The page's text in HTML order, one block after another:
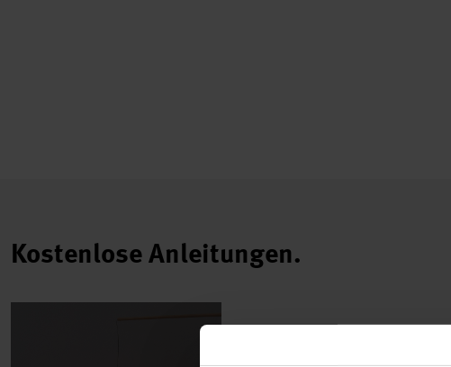
Kostenlose Anleitungen.